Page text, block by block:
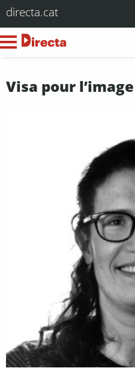
directa.cat
Visa pour l’image